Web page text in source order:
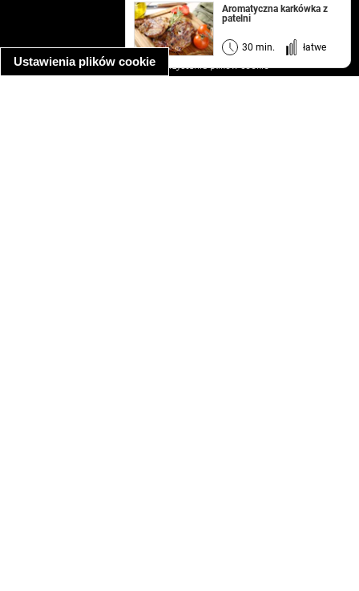
Ustawienia plików cookie
Aromatyczna karkówka z
patelni
30 min. łatwe
kontakt
regulamin
informacja o prywatności
informacja o wykorzystaniu plików cookie